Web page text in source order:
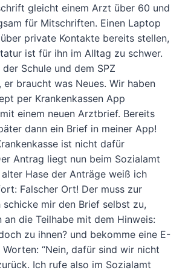
gleicht einem Arzt über 60 und
für Mitschriften. Einen Laptop
private Kontakte bereits stellen,
ist für ihn im Alltag zu schwer.
Schule und dem SPZ
er braucht was Neues. Wir haben
per Krankenkassen App
einem neuen Arztbrief. Bereits
dann ein Brief in meiner App!
ist nicht dafür
Antrag liegt nun beim Sozialamt
alter Hase der Anträge weiß ich
Falscher Ort! Der muss zur
schicke mir den Brief selbst zu,
an die Teilhabe mit dem Hinweis:
zu ihnen? und bekomme eine E-
“Nein, dafür sind wir nicht
Ich rufe also im Sozialamt